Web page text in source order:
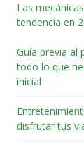
Las
tendencia en
Guía previa al
todo lo que
inicial
disfrutar tus